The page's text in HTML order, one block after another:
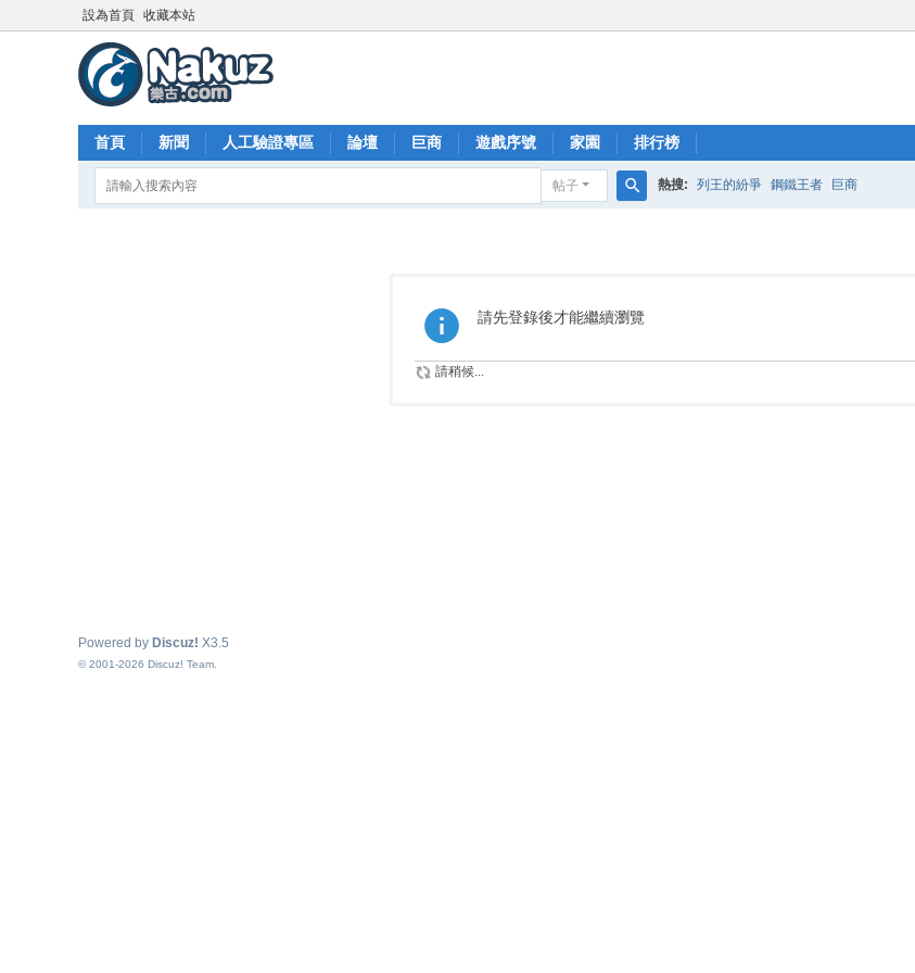
設為首頁 收藏本站
首頁 新聞 人工驗證專區 論壇 巨商 遊戲序號 家園 排行榜
帖子 熱搜: 列王的紛爭 鋼鐵王者 巨商
請先登錄後才能繼續瀏覽
請稍候...
Powered by Discuz! X3.5
© 2001-2026 Discuz! Team